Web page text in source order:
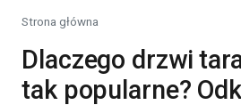
Strona główna
Dlaczego drzwi
tak popularne?